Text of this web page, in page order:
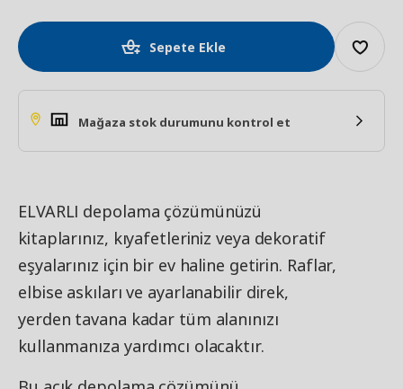
Sepete Ekle
Mağaza stok durumunu kontrol et
ELVARLI depolama çözümünüzü
kitaplarınız, kıyafetleriniz veya dekoratif
eşyalarınız için bir ev haline getirin. Raflar,
elbise askıları ve ayarlanabilir direk,
yerden tavana kadar tüm alanınızı
kullanmanıza yardımcı olacaktır.